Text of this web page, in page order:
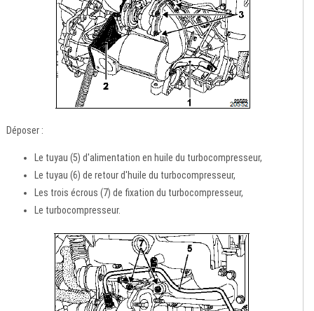
Déposer :
Le tuyau (5) d'alimentation en huile du turbocompresseur,
Le tuyau (6) de retour d'huile du turbocompresseur,
Les trois écrous (7) de fixation du turbocompresseur,
Le turbocompresseur.